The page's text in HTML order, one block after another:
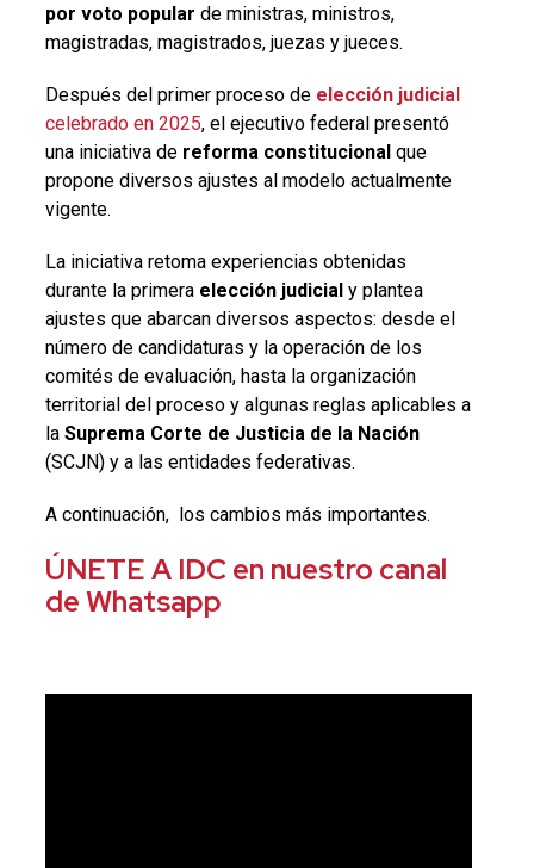
por voto popular de ministras, ministros,
magistradas, magistrados, juezas y jueces.
Después del primer proceso de elección judicial
celebrado en 2025, el ejecutivo federal presentó
una iniciativa de reforma constitucionalque
propone diversos ajustes al modelo actualmente
vigente.
La iniciativa retoma experiencias obtenidas
durante la primera elección judicialy plantea
ajustes que abarcan diversos aspectos: desde el
número de candidaturas y la operación de los
comités de evaluación, hasta la organización
territorial del proceso y algunas reglas aplicables a
la Suprema Corte de Justicia de la Nación
(SCJN) y a las entidades federativas.
A continuación, los cambios más importantes.
ÚNETE A IDC en nuestro canal
de Whatsapp